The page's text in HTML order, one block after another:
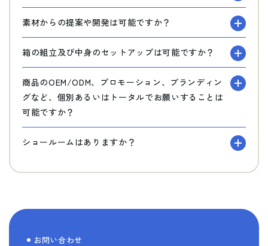
素材からの提案や開発は可能ですか？
箱の組立及び中身のセットアップは可能ですか？
商品のOEM/ODM、プロモーション、ブランディン
グなど、個別あるいはトータルでお願いすることは
可能ですか？
ショールームはありますか？
お問い合わせ